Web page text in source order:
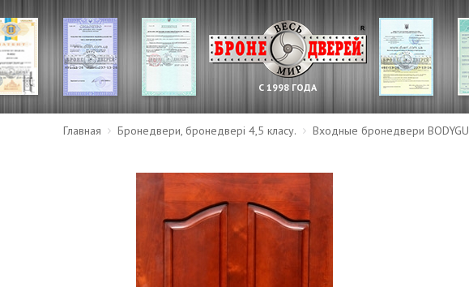
С 1998 ГОДА
Главная Бронедвери, бронедвері 4,5 класу. Входные бронедвери